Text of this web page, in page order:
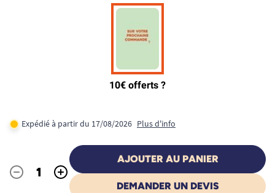
Expédié à partir du 17/08/2026 Plus d'info
Quantité
- +
AJOUTER AU PANIER
DEMANDER UN DEVIS